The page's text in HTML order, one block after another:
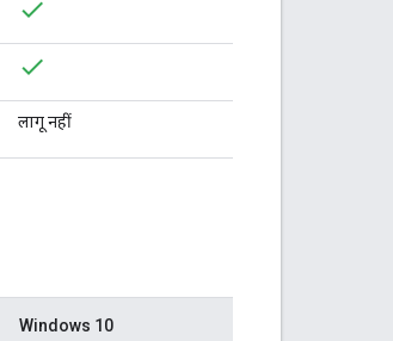
लागू नहीं
Windows 10